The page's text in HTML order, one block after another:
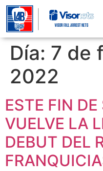
Día: 7 de
2022
ESTE FIN
VUELVE LA
DEBUT DEL